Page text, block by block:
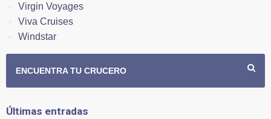
Virgin Voyages
Viva Cruises
Windstar
ENCUENTRA TU CRUCERO
Últimas entradas